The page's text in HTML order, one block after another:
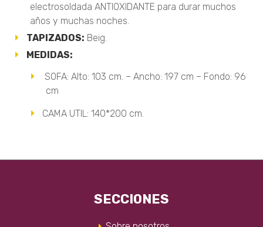
electrosoldada ANTIOXIDANTE para durar muchos
años y muchas noches.
TAPIZADOS: Beig.
MEDIDAS:
SOFA: Alto: 103 cm. – Ancho: 197 cm – Fondo: 96
cm
CAMA UTIL: 140*200 cm.
SECCIONES